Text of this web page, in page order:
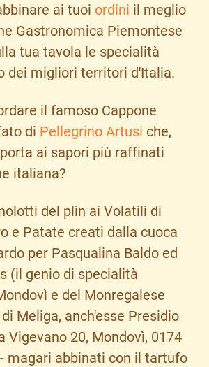
ai tuoi ordini il meglio
Gastronomica Piemontese
tua tavola le specialità
dei migliori territori d'Italia.
il famoso Cappone
di Pellegrino Artusi che,
ai sapori più raffinati
italiana?
del plin ai Volatili di
e Patate creati dalla cuoca
per Pasqualina Baldo ed
(il genio di specialità
e del Monregalese
Meliga, anch'esse Presidio
Vigevano 20, Mondovì, 0174
magari abbinati con il tartufo